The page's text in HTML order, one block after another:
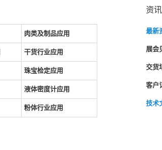
肉类及制品应用
干货行业应用
珠宝检定应用
液体密度计应用
粉体行业应用
资
最新
展会
交货
客户
技术